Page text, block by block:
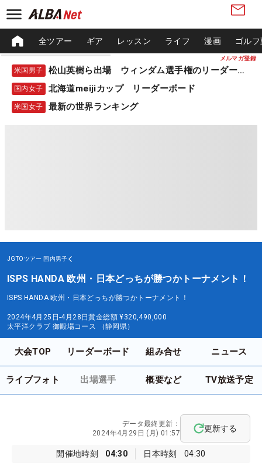
メルマガ登録
全ツアー ギア レッスン ライフ 漫画 ゴル
米国男子 松山英樹ら出場 ウィンダム選手権のリーダーボード
国内女子 北海道meijiカップ リーダーボード
米国女子 最新の世界ランキング
JGTOツアー 国内男子
ISPS HANDA 欧州・日本どっちが勝つかトーナメント！
ISPS HANDA 欧州・日本どっちが勝つかトーナメント！
2024年4月25日-4月28日賞金総額 ¥320,490,000
太平洋クラブ 御殿場コース （静岡県）
大会TOP リーダーボード 組み合せ ニュース
ライブフォト 出場選手 概要など TV放送予定
開催地時刻 04:30 日本時刻 04:30
データ最終更新：
2024年4月29日 (月) 01:57
更新する